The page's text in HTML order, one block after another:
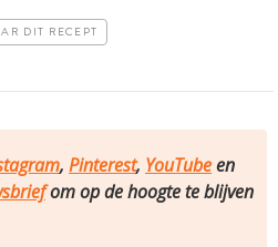
DIT RECEPT
, Pinterest, YouTubeen
om op de hoogte te blijven